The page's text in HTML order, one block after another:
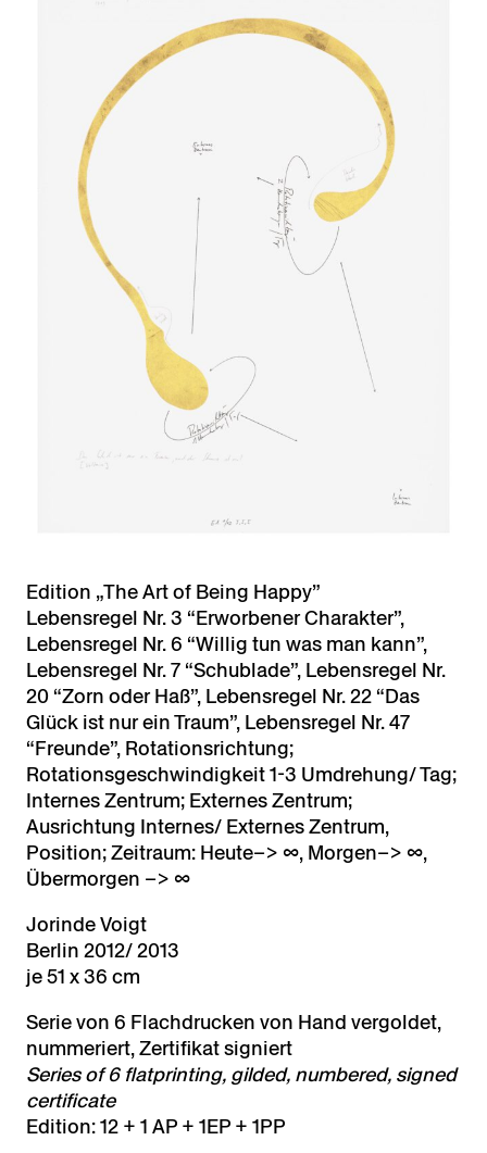
Edition „The Art of Being Happy”
Lebensregel Nr. 3 “Erworbener Charakter”,
Lebensregel Nr. 6 “Willig tun was man kann”,
Lebensregel Nr. 7 “Schublade”, Lebensregel Nr.
20 “Zorn oder Haß”, Lebensregel Nr. 22 “Das
Glück ist nur ein Traum”, Lebensregel Nr. 47
“Freunde”, Rotationsrichtung;
Rotationsgeschwindigkeit 1-3 Umdrehung/ Tag;
Internes Zentrum; Externes Zentrum;
Ausrichtung Internes/ Externes Zentrum,
Position; Zeitraum: Heute–> ∞, Morgen–> ∞,
Übermorgen –> ∞
Jorinde Voigt
Berlin 2012/ 2013
je 51 x 36 cm
Serie von 6 Flachdrucken von Hand vergoldet,
nummeriert, Zertifikat signiert
Series of 6 flatprinting, gilded, numbered, signed
certificate
Edition: 12 + 1 AP + 1EP + 1PP